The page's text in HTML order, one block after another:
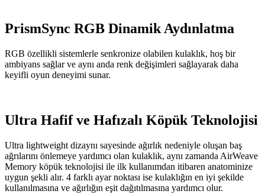
PrismSync RGB Dinamik Aydınlatma
RGB özellikli sistemlerle senkronize olabilen kulaklık, hoş bir
ambiyans sağlar ve aynı anda renk değişimleri sağlayarak daha
keyifli oyun deneyimi sunar.
Ultra Hafif ve Hafızalı Köpük Teknolojisi
Ultra lightweight dizaynı sayesinde ağırlık nedeniyle oluşan baş
ağrılarını önlemeye yardımcı olan kulaklık, aynı zamanda AirWeave
Memory köpük teknolojisi ile ilk kullanımdan itibaren anatominize
uygun şekli alır. 4 farklı ayar noktası ise kulaklığın en iyi şekilde
kullanılmasına ve ağırlığın eşit dağıtılmasına yardımcı olur.